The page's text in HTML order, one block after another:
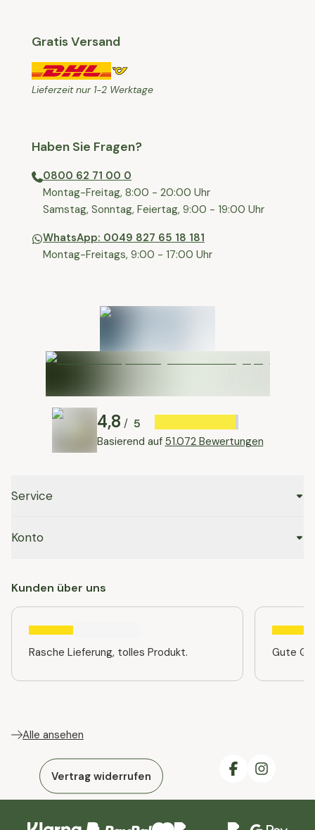
Gratis Versand
Lieferzeit nur 1-2 Werktage
Haben Sie Fragen?
0800 62 71 00 0
⁠⁠Montag-Freitag, 8:00 - 20:00 Uhr
⁠Samstag, Sonntag, Feiertag, 9:00 - 19:00 Uhr
WhatsApp: 0049 827 65 18 181
Montag-Freitags, 9:00 - 17:00 Uhr
4,8 / 5
Basierend auf 51.072 Bewertungen
Service
Konto
Kunden über uns
Rasche Lieferung, tolles Produkt. Gute
Alle ansehen
Vertrag widerrufen